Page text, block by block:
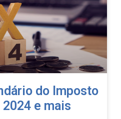
do Imposto
2024 e mais